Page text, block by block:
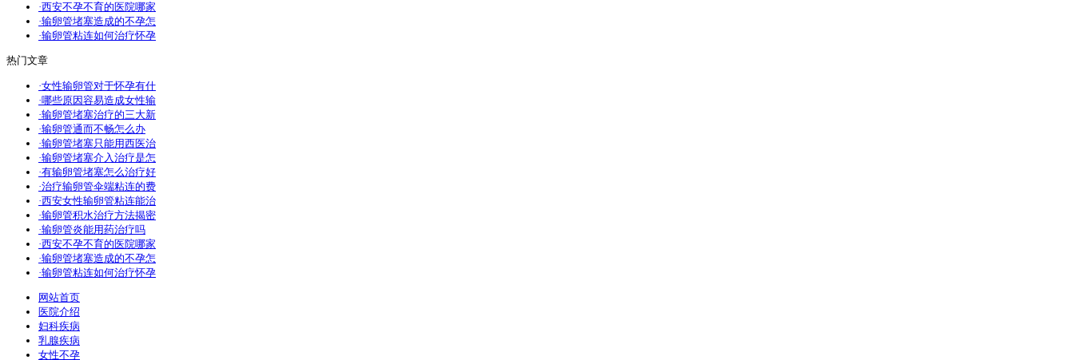
·西安不孕不育的医院哪家
·输卵管堵塞造成的不孕怎
·输卵管粘连如何治疗怀孕
热门文章
·女性输卵管对于怀孕有什
·哪些原因容易造成女性输
·输卵管堵塞治疗的三大新
·输卵管通而不畅怎么办
·输卵管堵塞只能用西医治
·输卵管堵塞介入治疗是怎
·有输卵管堵塞怎么治疗好
·治疗输卵管伞端粘连的费
·西安女性输卵管粘连能治
·输卵管积水治疗方法揭密
·输卵管炎能用药治疗吗
·西安不孕不育的医院哪家
·输卵管堵塞造成的不孕怎
·输卵管粘连如何治疗怀孕
网站首页
医院介绍
妇科疾病
乳腺疾病
女性不孕